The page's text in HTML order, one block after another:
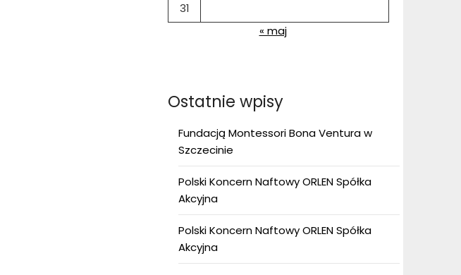
31
« maj
Ostatnie wpisy
Fundacją Montessori Bona Ventura w
Szczecinie
Polski Koncern Naftowy ORLEN Spółka
Akcyjna
Polski Koncern Naftowy ORLEN Spółka
Akcyjna